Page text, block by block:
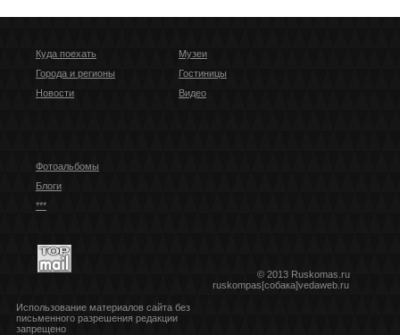
Куда поехать
Города и регионы
Новости
Музеи
Гостиницы
Видео
Фотоальбомы
Блоги
***
© 2013 Ruskomas.ru
ruskompas[собака]vedaweb.ru
Использование материалов сайта без
письменного разрешения редакции
запрещено